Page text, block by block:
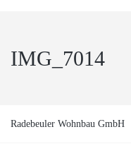
IMG_7014
Radebeuler Wohnbau GmbH